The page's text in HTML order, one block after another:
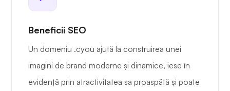
Beneficii SEO
Un domeniu .cyou ajută la construirea unei
imagini de brand moderne și dinamice, iese în
evidență prin atractivitatea sa proaspătă și poate